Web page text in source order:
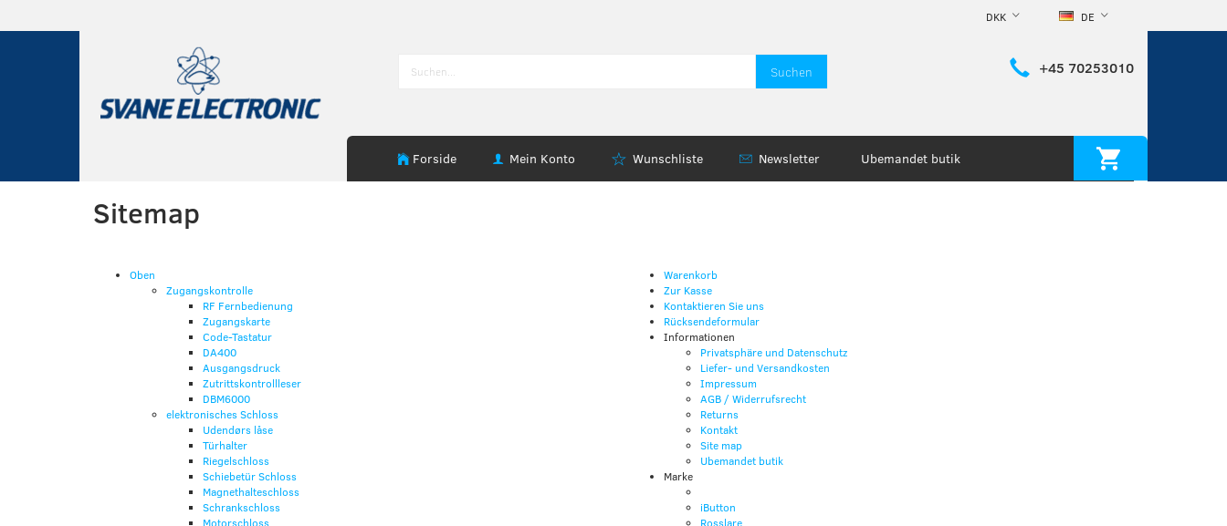
DE
DKK
Suchen +45 70253010
Forside Mein Konto Wunschliste Newsletter Ubemandet butik
Sitemap
Oben
Zugangskontrolle
RF Fernbedienung
Zugangskarte
Code-Tastatur
DA400
Ausgangsdruck
Zutrittskontrollleser
DBM6000
elektronisches Schloss
Udendørs låse
Türhalter
Riegelschloss
Schiebetür Schloss
Magnethalteschloss
Schrankschloss
Motorschloss
Warenkorb
Zur Kasse
Kontaktieren Sie uns
Rücksendeformular
Informationen
Privatsphäre und Datenschutz
Liefer- und Versandkosten
Impressum
AGB / Widerrufsrecht
Returns
Kontakt
Site map
Ubemandet butik
Marke
iButton
Rosslare